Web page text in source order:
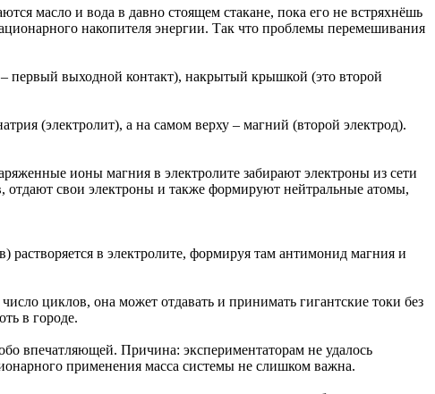
масло и вода в давно стоящем стакане, пока его не встряхнёшь
накопителя энергии. Так что проблемы перемешивания
первый выходной контакт), накрытый крышкой (это второй
(электролит), а на самом верху – магний (второй электрод).
ионы магния в электролите забирают электроны из сети
свои электроны и также формируют нейтральные атомы,
растворяется в электролите, формируя там антимонид магния и
циклов, она может отдавать и принимать гигантские токи без
в городе.
впечатляющей. Причина: экспериментаторам не удалось
применения масса системы не слишком важна.